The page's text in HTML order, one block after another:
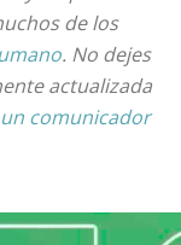
de los
. No dejes
actualizada
comunicador